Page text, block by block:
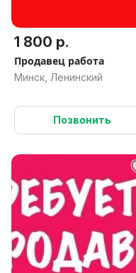
1 800 р.
Продавец работа
Минск, Ленинский
Позвонить